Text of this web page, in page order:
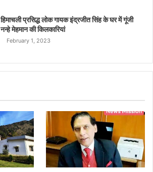
हिमाचली प्रसिद्ध लोक गायक इंद्रजीत सिंह के घर में गूंजी
नन्हे मेहमान की किलकारियां
February 1, 2023